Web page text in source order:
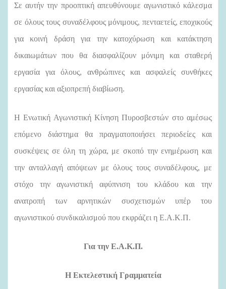
Σε αυτήν την προοπτική απευθύνουμε αγωνιστικό κάλεσμα
σε όλους τους συναδέλφους μόνιμους, πενταετείς, εποχικούς
για κοινή δράση για την κατοχύρωση και κατάκτηση
δικαιωμάτων που θα διασφαλίζουν μόνιμη και σταθερή
εργασία για όλους, ανθρώπινες και ασφαλείς συνθήκες
εργασίας και αξιοπρεπή διαβίωση.
Η Ενωτική Αγωνιστική Κίνηση Πυροσβεστών στο αμέσως
επόμενο διάστημα θα πραγματοποιήσει περιοδείες και
συσκέψεις σε όλη τη χώρα, με σκοπό την ενημέρωση και
την ανταλλαγή απόψεων με όλους τους συναδέλφους, με
στόχο την αγωνιστική αφύπνιση του κλάδου και την
ανατροπή των αρνητικών συσχετισμών υπέρ του
αγωνιστικού συνδικαλισμού που εκφράζει η Ε.Α.Κ.Π.
Για την Ε.Α.Κ.Π.
Η Εκτελεστική Γραμματεία